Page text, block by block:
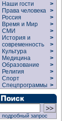
Наши гости
>
Права человека >
Россия
>
Время и Мир
>
СМИ
>
История и
современность
>
>
Культура
>
Медицина
>
Образование
>
Религия
>
Спорт
>
Спецпрограммы >
подробный запрос